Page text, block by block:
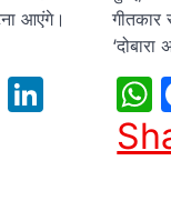
आएंगे।
गीतकार